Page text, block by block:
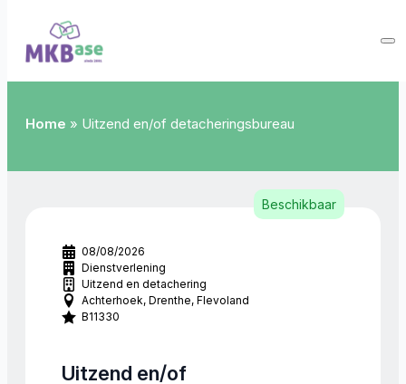
Home » Uitzend en/of detacheringsbureau
08/08/2026
Dienstverlening
Uitzend en detachering
Achterhoek Drenthe Flevoland
B11330
Uitzend en/of
Beschikbaar